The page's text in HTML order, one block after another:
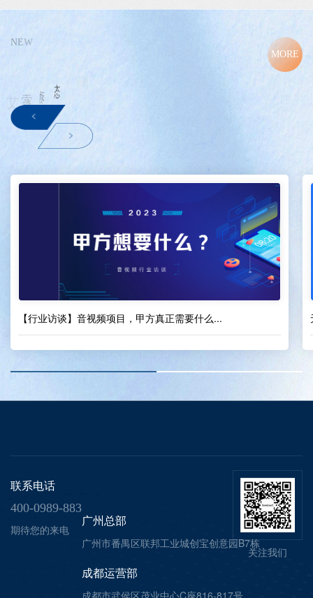
NEW
注
艾索 动 态
MORE
【行业访谈】音视频项目，甲方真正需要什么...
关注我们
联系电话
400-0989-883
期待您的来电
广州总部
广州市番禺区联邦工业城创宝创意园B7栋
成都运营部
成都市武侯区茂业中心C座816-817号